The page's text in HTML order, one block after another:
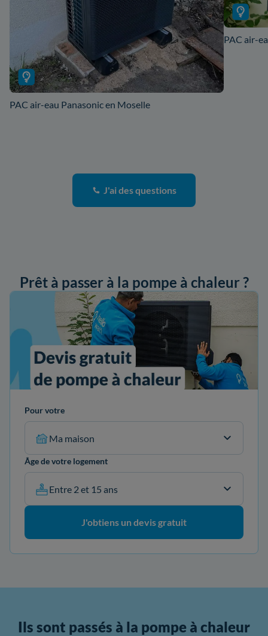
PAC air-eau Panasonic en Moselle
PAC air-
J'ai des questions
Prêt à passer à la pompe à chaleur ?
Pour votre
Ma maison
Âge de votre logement
Entre 2 et 15 ans
J'obtiens un devis gratuit
Ils sont passés à la pompe à chaleur